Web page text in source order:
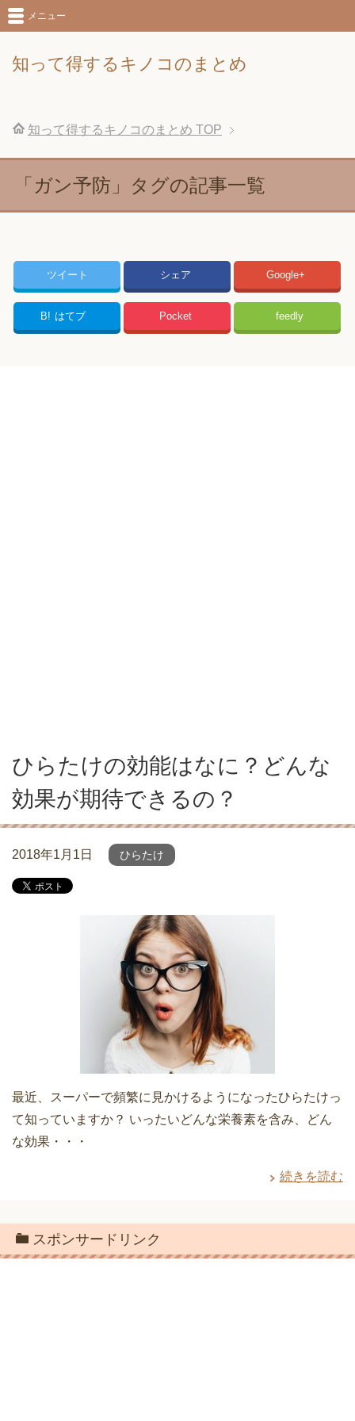
知って得するキノコのまとめ
メニュー
知って得するキノコのまとめ TOP
「ガン予防」タグの記事一覧
ツイート シェア Google+
B! はてブ Pocket feedly
ひらたけの効能はなに？どんな
効果が期待できるの？
2018年1月1日 ひらたけ
最近、スーパーで頻繁に見かけるようになったひらたけっ
て知っていますか？ いったいどんな栄養素を含み、どん
な効果・・・
続きを読む
スポンサードリンク